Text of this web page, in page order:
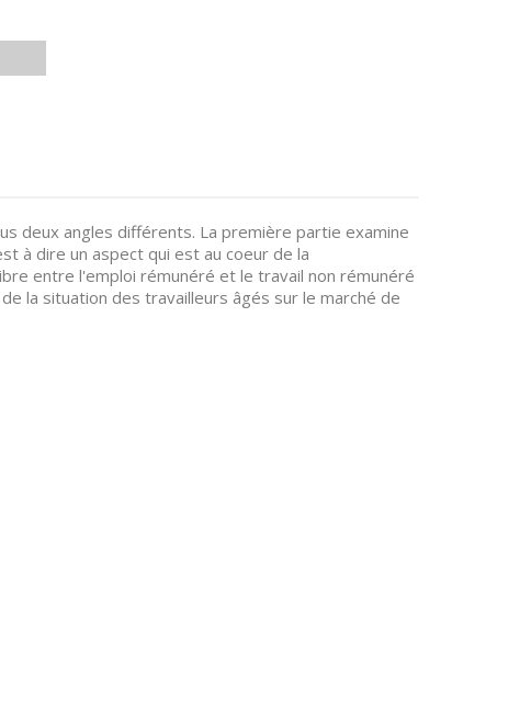
deux angles différents. La première partie examine
à dire un aspect qui est au coeur de la
entre l'emploi rémunéré et le travail non rémunéré
la situation des travailleurs âgés sur le marché de